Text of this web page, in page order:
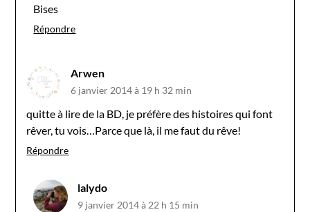
Bises
Répondre
Arwen
6 janvier 2014 à 19 h 32 min
quitte à lire de la BD, je préfère des histoires qui font
rêver, tu vois…Parce que là, il me faut du rêve!
Répondre
lalydo
9 janvier 2014 à 22 h 15 min